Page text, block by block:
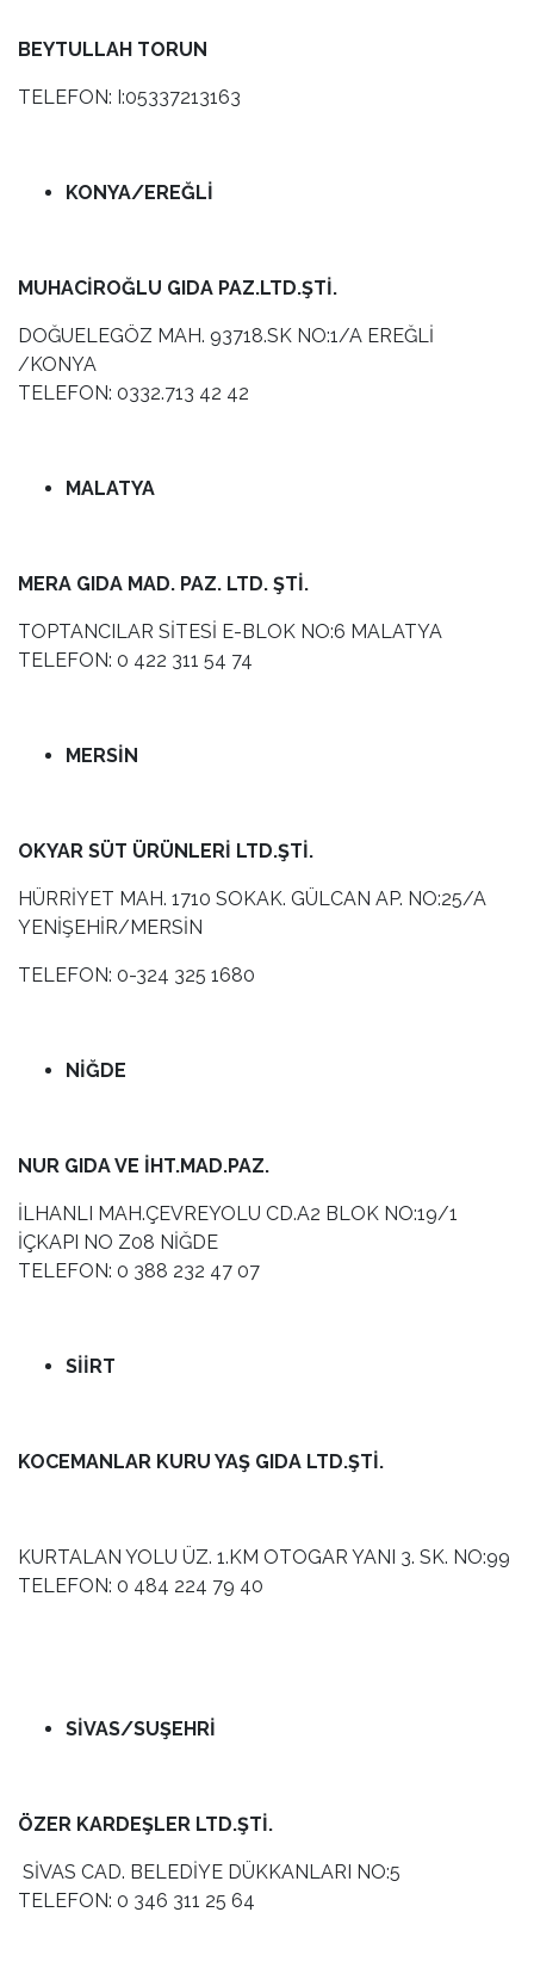
BEYTULLAH TORUN
TELEFON: I:05337213163
KONYA/EREĞLİ
MUHACİROĞLU GIDA PAZ.LTD.ŞTİ.
DOĞUELEGÖZ MAH. 93718.SK NO:1/A EREĞLİ
/KONYA
TELEFON: 0332.713 42 42
MALATYA
MERA GIDA MAD. PAZ. LTD. ŞTİ.
TOPTANCILAR SİTESİ E-BLOK NO:6 MALATYA
TELEFON: 0 422 311 54 74
MERSİN
OKYAR SÜT ÜRÜNLERİ LTD.ŞTİ.
HÜRRİYET MAH. 1710 SOKAK. GÜLCAN AP. NO:25/A
YENİŞEHİR/MERSİN
TELEFON: 0-324 325 1680
NİĞDE
NUR GIDA VE İHT.MAD.PAZ.
İLHANLI MAH.ÇEVREYOLU CD.A2 BLOK NO:19/1
İÇKAPI NO Z08 NİĞDE
TELEFON: 0 388 232 47 07
SİİRT
KOCEMANLAR KURU YAŞ GIDA LTD.ŞTİ.
KURTALAN YOLU ÜZ. 1.KM OTOGAR YANI 3. SK. NO:99
TELEFON: 0 484 224 79 40
SİVAS/SUŞEHRİ
ÖZER KARDEŞLER LTD.ŞTİ.
SİVAS CAD. BELEDİYE DÜKKANLARI NO:5
TELEFON: 0 346 311 25 64